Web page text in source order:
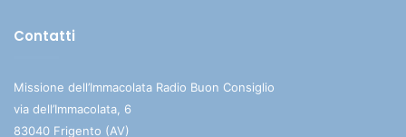
Contatti
Missione dell’Immacolata Radio Buon Consiglio
via dell’Immacolata, 6
83040 Frigento (AV)